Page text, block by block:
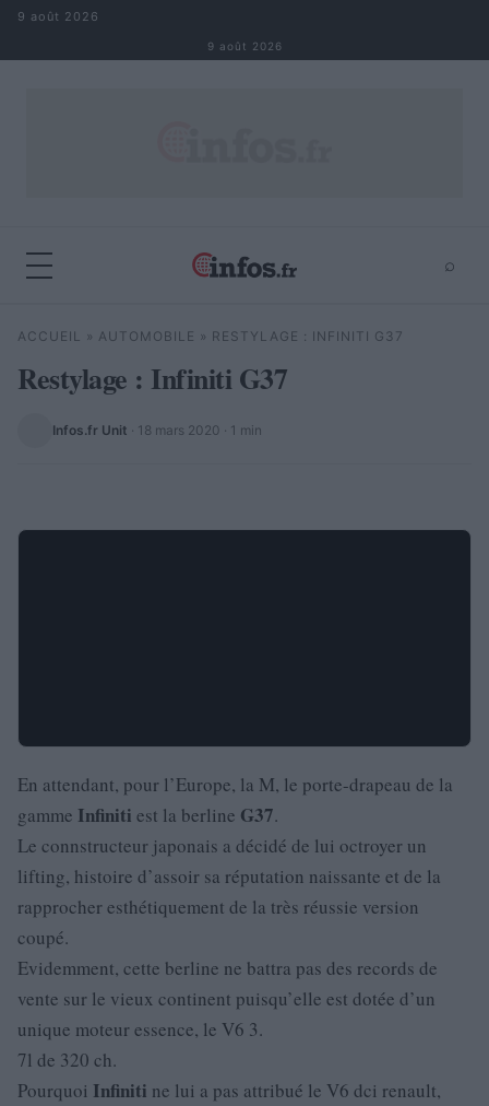
Aller au contenu
9 août 2026
9 août 2026
⌕
Rechercher
ACCUEIL » AUTOMOBILE » RESTYLAGE : INFINITI G37
Restylage : Infiniti G37
Infos.fr Unit · 18 mars 2020 · 1 min
En attendant, pour l’Europe, la M, le porte-drapeau de la
gamme Infiniti est la berline G37.
Le connstructeur japonais a décidé de lui octroyer un
lifting, histoire d’assoir sa réputation naissante et de la
rapprocher esthétiquement de la très réussie version
coupé.
Evidemment, cette berline ne battra pas des records de
vente sur le vieux continent puisqu’elle est dotée d’un
unique moteur essence, le V6 3.
7l de 320 ch.
Pourquoi Infiniti ne lui a pas attribué le V6 dci renault,